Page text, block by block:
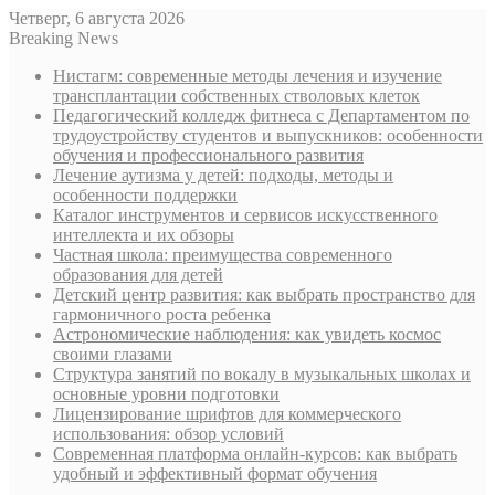
Четверг, 6 августа 2026
Breaking News
Нистагм: современные методы лечения и изучение
трансплантации собственных стволовых клеток
Педагогический колледж фитнеса с Департаментом по
трудоустройству студентов и выпускников: особенности
обучения и профессионального развития
Лечение аутизма у детей: подходы, методы и
особенности поддержки
Каталог инструментов и сервисов искусственного
интеллекта и их обзоры
Частная школа: преимущества современного
образования для детей
Детский центр развития: как выбрать пространство для
гармоничного роста ребенка
Астрономические наблюдения: как увидеть космос
своими глазами
Структура занятий по вокалу в музыкальных школах и
основные уровни подготовки
Лицензирование шрифтов для коммерческого
использования: обзор условий
Современная платформа онлайн-курсов: как выбрать
удобный и эффективный формат обучения